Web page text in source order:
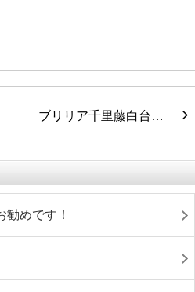
ブリリア千里藤白台…
めです！